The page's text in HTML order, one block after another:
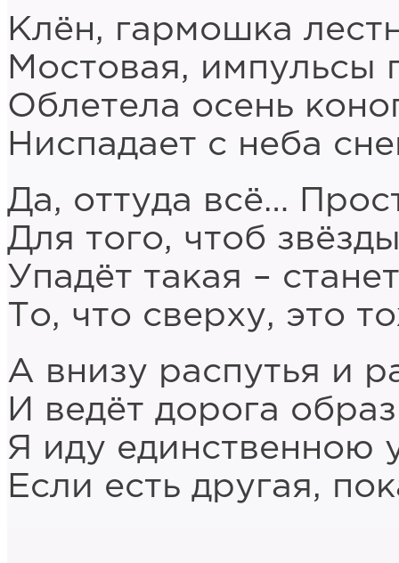
Клён, гармошка
Мостовая, импульсы
Облетела осень
Ниспадает с неба
Да, оттуда всё…
Для того, чтоб
Упадёт такая –
То, что сверху, это
А внизу распутья и
И ведёт дорога
Я иду единственною
Если есть другая,